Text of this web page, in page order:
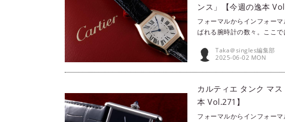
ンス」【今週の逸本
フォーマルからインフォー
ばれる腕時計の数々。ここ
なおひとりさまの腕を飾る
ルティエから『トーチュ
『カルティエ トーチュMM』
Taka＠singles編集部
2025-06-02 MON
カルティエ タンク マ
本 Vol.271】
フォーマルからインフォー